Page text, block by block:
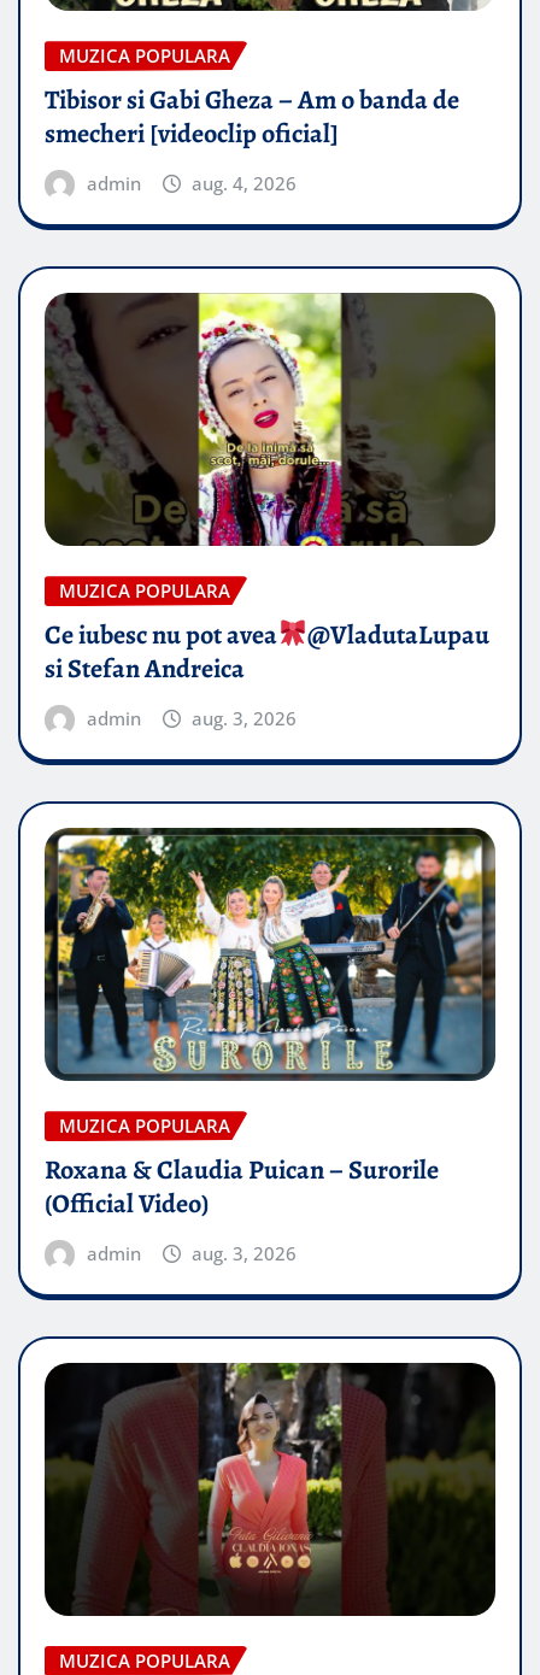
MUZICA POPULARA
Tibisor si Gabi Gheza – Am o banda de
smecheri [videoclip oficial]
admin aug. 4, 2026
MUZICA POPULARA
Ce iubesc nu pot avea
​@VladutaLupau
si Stefan Andreica
admin aug. 3, 2026
MUZICA POPULARA
Roxana & Claudia Puican – Surorile
(Official Video)
admin aug. 3, 2026
MUZICA POPULARA